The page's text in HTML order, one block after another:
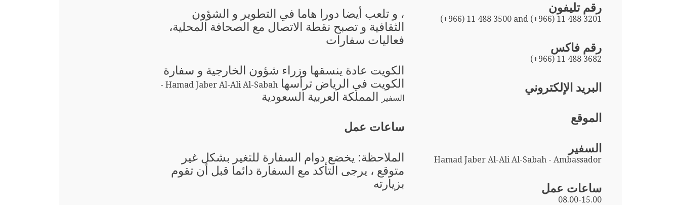
رقم تليفون
(+966) 11 488 3500 and (+966) 11 488 3201
رقم فاكس
(+966) 11 488 3682
البريد الإلكتروني
الموقع
السفير
Hamad Jaber Al-Ali Al-Sabah - Ambassador
ساعات عمل
08.00-15.00
، و تلعب أيضا دورا هاما في التطوير و الشؤون
الثقافية و تصبح نقطة الاتصال مع الصحافة المحلية،
فعاليات سفارات
الكويت عادة ينسقها وزراء شؤون الخارجية و سفارة
الكويت في الرياض ترأسها
Hamad Jaber Al-Ali Al-Sabah -
السفير
المملكة العربية السعودية
ساعات عمل
الملاحظة: يخضع دوام السفارة للتغير بشكل غير
متوقع ، يرجى التأكد مع السفارة دائما قبل أن تقوم
بزيارته